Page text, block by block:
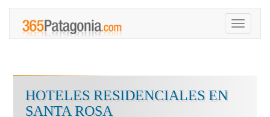
Toggle
HOTELES RESIDENCIALES EN
SANTA ROSA